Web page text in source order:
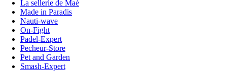
La sellerie de Maé
Made in Paradis
Nauti-wave
On-Fight
Padel-Expert
Pecheur-Store
Pet and Garden
Smash-Expert